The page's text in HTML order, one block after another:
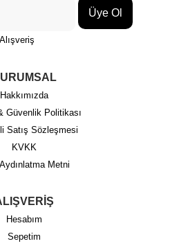
Üye Ol
Hakkımızda
Güvenlik Politikası
Satış Sözleşmesi
KVKK
Metni
Hesabım
Sepetim